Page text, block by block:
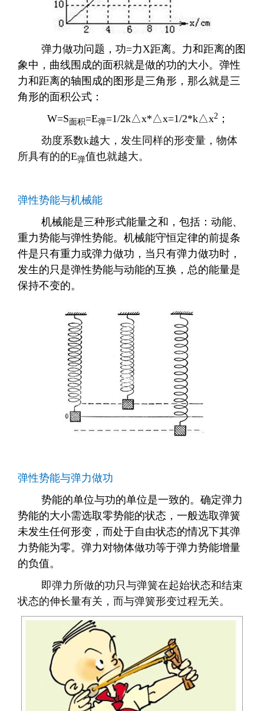
弹力做功问题， 功=力X距离。力和距离的图
象中，曲线围成的面积就是做的功的大小。弹性
力和距离的轴围成的图形是三角形，那么就是三
角形的面积公式：
W=S面积=E弹=1/2k△x*△x=1/2*k△x2 ；
劲度系数k越大，发生同样的形变量，物体
所具有的的E弹值也就越大。
弹性势能与机械能
机械能是三种形式能量之和，包括：动能、
重力势能与弹性势能。机械能守恒定律的前提条
件是只有重力或弹力做功，当只有弹力做功时，
发生的只是弹性势能与动能的互换，总的能量是
保持不变的。
弹性势能与弹力做功
势能的单位与功的单位是一致的。确定弹力
势能的大小需选取零势能的状态，一般选取弹簧
未发生任何形变，而处于自由状态的情况下其弹
力势能为零。弹力对物体做功等于弹力势能增量
的负值。
即弹力所做的功只与弹簧在起始状态和结束
状态的伸长量有关，而与弹簧形变过程无关。